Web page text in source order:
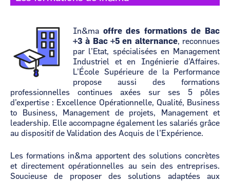
In&ma offre des formations de Bac
+3 à Bac +5 en alternance, reconnues
par l’Etat, spécialisées en Management
Industriel et en Ingénierie d’Affaires.
L’École Supérieure de la Performance
propose aussi des formations
professionnelles continues axées sur ses 5 pôles
d’expertise : Excellence Opérationnelle, Qualité, Business
to Business, Management de projets, Management et
leadership. Elle accompagne également les salariés grâce
au dispositif de Validation des Acquis de l’Expérience.
Les formations in&ma apportent des solutions concrètes
et directement opérationnelles au sein des entreprises.
Soucieuse de proposer des solutions adaptées aux